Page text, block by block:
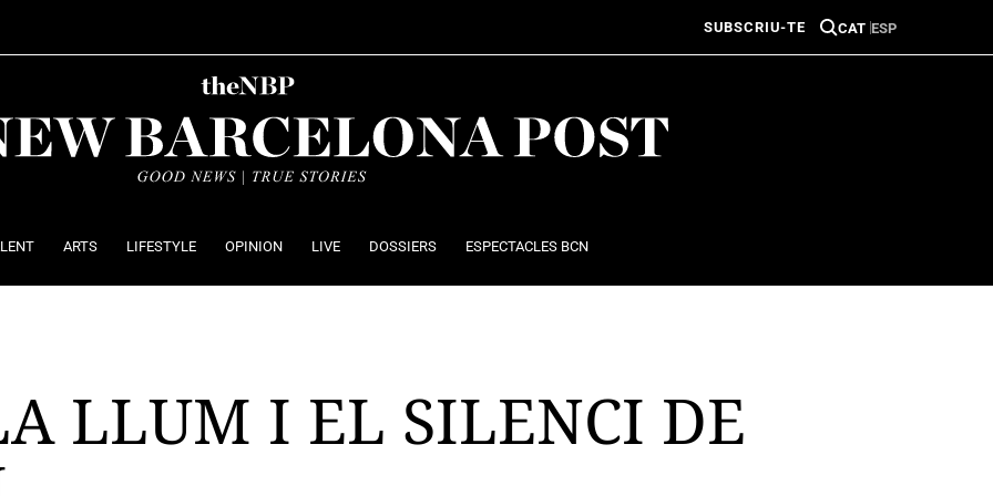
SUBSCRIU-TE CAT ESP
ARTS LIFESTYLE OPINION LIVE DOSSIERS ESPECTACLES BCN
LLUM I EL SILENCI DE